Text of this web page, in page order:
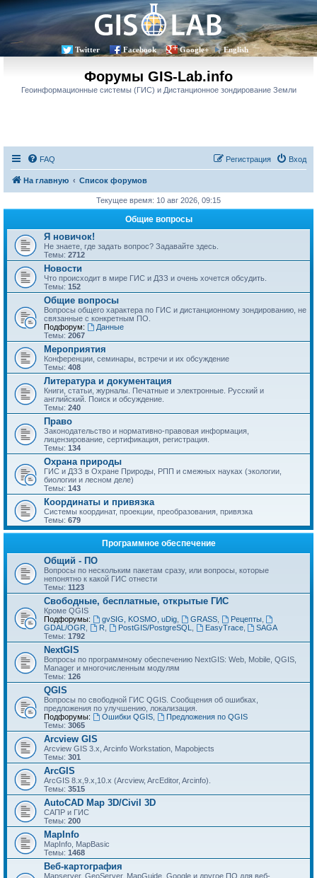
Twitter Facebook Google+ English
Форумы GIS-Lab.info
Геоинформационные системы (ГИС) и Дистанционное зондирование Земли
FAQ Вход
Регистрация
На главную Список форумов
Текущее время: 10 авг 2026, 09:15
Общие вопросы
Я новичок!
Не знаете, где задать вопрос? Задавайте здесь.
Темы: 2712
Новости
Что происходит в мире ГИС и ДЗЗ и очень хочется обсудить.
Темы: 152
Общие вопросы
Вопросы общего характера по ГИС и дистанционному зондированию, не
связанные с конкретным ПО.
Подфорум:
Данные
Темы: 2067
Мероприятия
Конференции, семинары, встречи и их обсуждение
Темы: 408
Литература и документация
Книги, статьи, журналы. Печатные и электронные. Русский и
английский. Поиск и обсуждение.
Темы: 240
Право
Законодательство и нормативно-правовая информация,
лицензирование, сертификация, регистрация.
Темы: 134
Охрана природы
ГИС и ДЗЗ в Охране Природы, РПП и смежных науках (экологии,
биологии и лесном деле)
Темы: 143
Координаты и привязка
Системы координат, проекции, преобразования, привязка
Темы: 679
Программное обеспечение
Общий - ПО
Вопросы по нескольким пакетам сразу, или вопросы, которые
непонятно к какой ГИС отнести
Темы: 1123
Свободные, бесплатные, открытые ГИС
Кроме QGIS
Подфорумы:
gvSIG, KOSMO, uDig, GRASS, Рецепты,
GDAL/OGR
R PostGIS/PostgreSQL EasyTrace,
SAGA
Темы: 1792
NextGIS
Вопросы по программному обеспечению NextGIS: Web, Mobile, QGIS,
Manager и многочисленным модулям
Темы: 126
QGIS
Вопросы по свободной ГИС QGIS. Сообщения об ошибках,
предложения по улучшению, локализация.
Подфорумы:
Ошибки QGIS,
Предложения по QGIS
Темы: 3065
Arcview GIS
Arcview GIS 3.x, Arcinfo Workstation, Mapobjects
Темы: 301
ArcGIS
ArcGIS 8.x,9.x,10.x (Arcview, ArcEditor, Arcinfo).
Темы: 3515
AutoCAD Map 3D/Civil 3D
САПР и ГИС
Темы: 200
MapInfo
MapInfo, MapBasic
Темы: 1468
Веб-картография
Mapserver, GeoServer, MapGuide, Google и другое ПО для веб-